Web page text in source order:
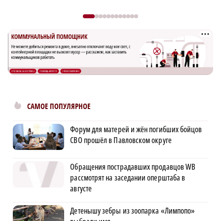
САМОЕ ПОПУЛЯРНОЕ
Форум для матерей и жён погибших бойцов
СВО прошёл в Павловском округе
Обращения пострадавших продавцов WB
рассмотрят на заседании оперштаба в
августе
Детенышу зебры из зоопарка «Лимпопо»